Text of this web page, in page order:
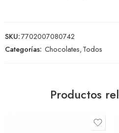
SKU:7702007080742
Categorías: Chocolates,Todos
Productos